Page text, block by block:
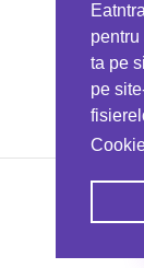
ta pe
pe
comandă
EATNTRACK